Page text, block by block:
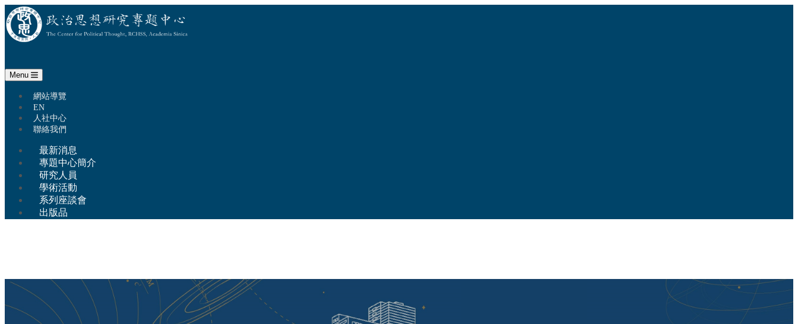
政治思想研究專題中心
Menu
跳至中央區塊/Main Content
:::網站導覽
EN
人社中心
聯絡我們
最新消息
專題中心簡介
研究人員
學術活動
系列座談會
出版品
:::